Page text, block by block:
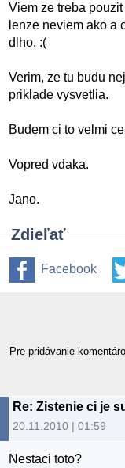
Viem ze treba
lenze neviem ako a
dlho. :(
Verim, ze tu budu
priklade vysvetlia.
Budem ci to velmi
Vopred vdaka.
Jano.
Zdieľať
Facebook
Pre pridávanie
20.11.2010 | 01:59
Nestaci toto?